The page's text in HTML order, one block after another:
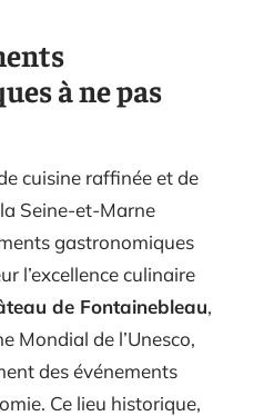
à ne pas
cuisine raffinée et de
Seine-et-Marne
gastronomiques
l’excellence culinaire
de Fontainebleau,
Mondial de l’Unesco,
des événements
Ce lieu historique,